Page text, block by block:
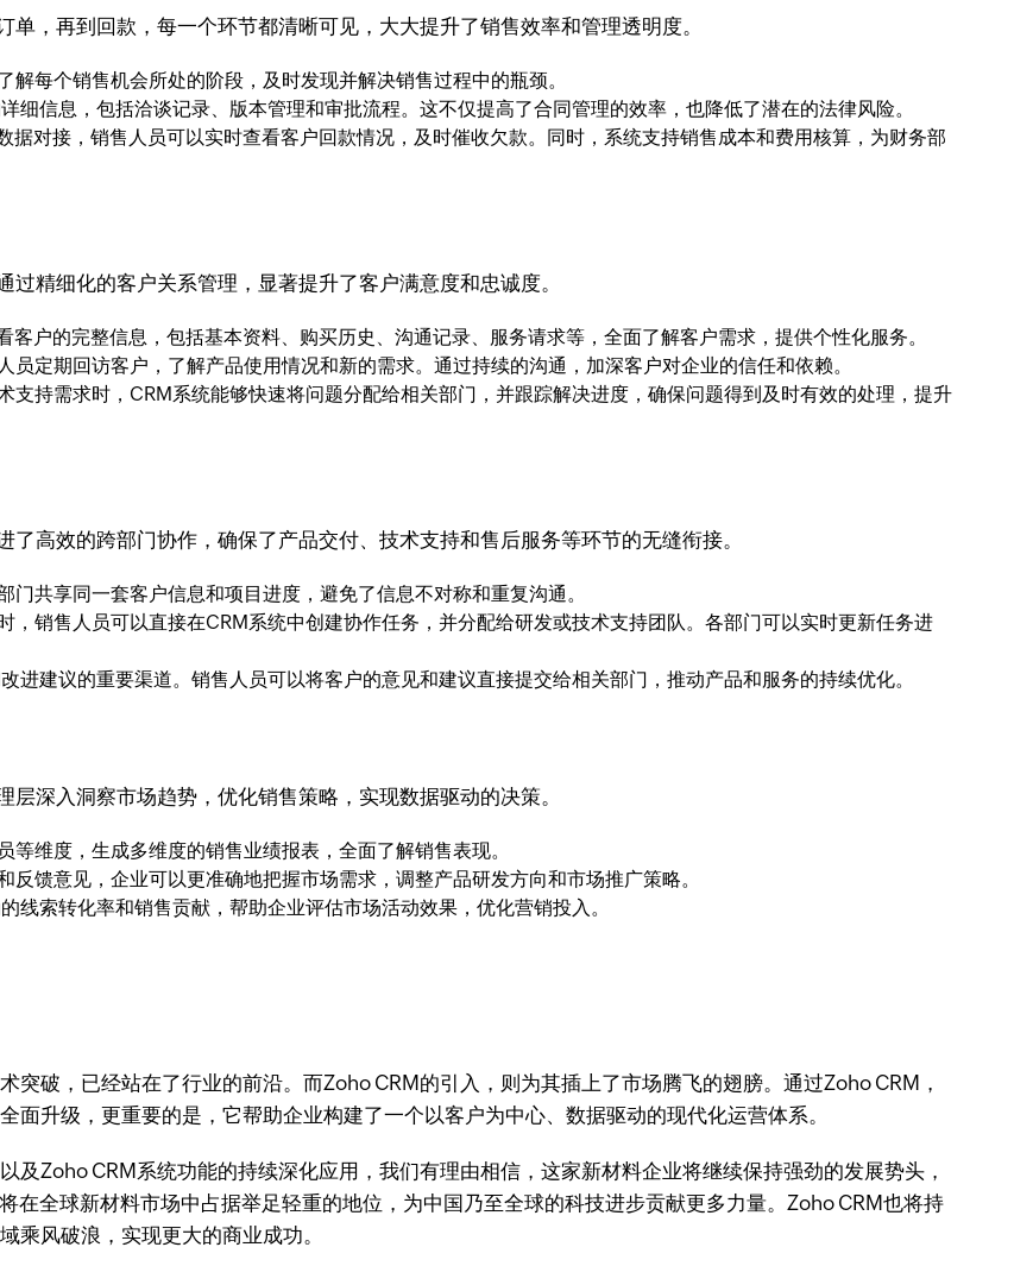
，再到回款，每一个环节都清晰可见，大大提升了销售效率和管理透明度。
解每个销售机会所处的阶段，及时发现并解决销售过程中的瓶颈。
细信息，包括洽谈记录、版本管理和审批流程。这不仅提高了合同管理的效率，也降低了潜在的法律风险。
据对接，销售人员可以实时查看客户回款情况，及时催收欠款。同时，系统支持销售成本和费用核算，为财务部
精细化的客户关系管理，显著提升了客户满意度和忠诚度。
客户的完整信息，包括基本资料、购买历史、沟通记录、服务请求等，全面了解客户需求，提供个性化服务。
员定期回访客户，了解产品使用情况和新的需求。通过持续的沟通，加深客户对企业的信任和依赖。
支持需求时，CRM系统能够快速将问题分配给相关部门，并跟踪解决进度，确保问题得到及时有效的处理，提升
高效的跨部门协作，确保了产品交付、技术支持和售后服务等环节的无缝衔接。
门共享同一套客户信息和项目进度，避免了信息不对称和重复沟通。
，销售人员可以直接在CRM系统中创建协作任务，并分配给研发或技术支持团队。各部门可以实时更新任务进
进建议的重要渠道。销售人员可以将客户的意见和建议直接提交给相关部门，推动产品和服务的持续优化。
深入洞察市场趋势，优化销售策略，实现数据驱动的决策。
维度，生成多维度的销售业绩报表，全面了解销售表现。
反馈意见，企业可以更准确地把握市场需求，调整产品研发方向和市场推广策略。
线索转化率和销售贡献，帮助企业评估市场活动效果，优化营销投入。
突破，已经站在了行业的前沿。而Zoho CRM的引入，则为其插上了市场腾飞的翅膀。通过Zoho CRM，
升级，更重要的是，它帮助企业构建了一个以客户为中心、数据驱动的现代化运营体系。
及Zoho CRM系统功能的持续深化应用，我们有理由相信，这家新材料企业将继续保持强劲的发展势头，
在全球新材料市场中占据举足轻重的地位，为中国乃至全球的科技进步贡献更多力量。Zoho CRM也将持
乘风破浪，实现更大的商业成功。